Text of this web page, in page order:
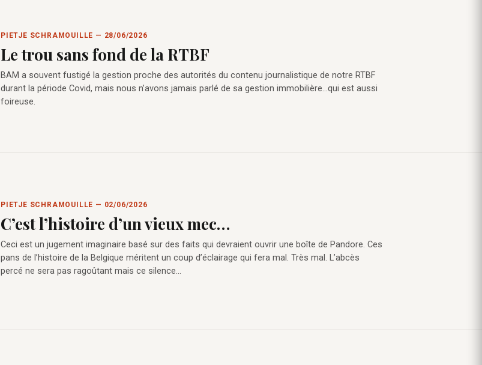
PIETJE SCHRAMOUILLE — 28/06/2026
Le trou sans fond de la RTBF
BAM a souvent fustigé la gestion proche des autorités du contenu journalistique de notre RTBF
durant la période Covid, mais nous n’avons jamais parlé de sa gestion immobilière…qui est aussi
foireuse.
PIETJE SCHRAMOUILLE — 02/06/2026
C’est l’histoire d’un vieux mec…
Ceci est un jugement imaginaire basé sur des faits qui devraient ouvrir une boîte de Pandore. Ces
pans de l’histoire de la Belgique méritent un coup d’éclairage qui fera mal. Très mal. L’abcès
percé ne sera pas ragoûtant mais ce silence…